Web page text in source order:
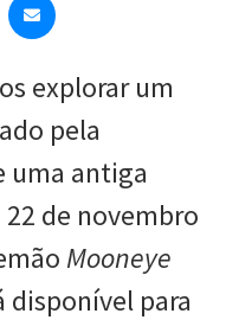
explorar um
pela
uma antiga
de novembro
Mooneye
disponível para